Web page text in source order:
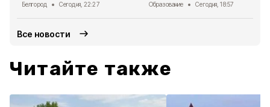
Белгород Сегодня, 22:27 Образование Сегодня, 18:57
Все новости
Читайте также